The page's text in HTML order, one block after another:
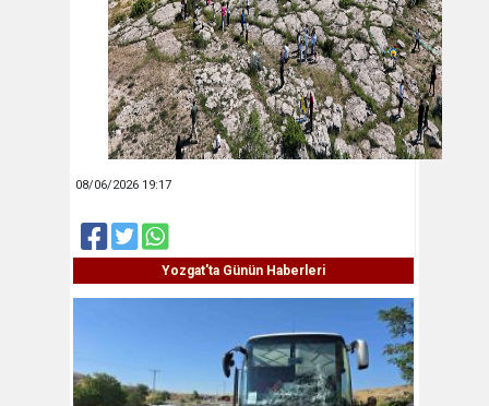
08/06/2026 19:17
Yozgat'ta Günün Haberleri